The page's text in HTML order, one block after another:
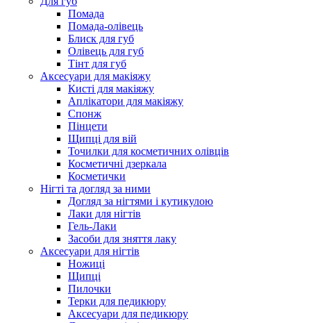
Помада
Помада-олівець
Блиск для губ
Олівець для губ
Тінт для губ
Аксесуари для макіяжу
Кисті для макіяжу
Аплікатори для макіяжу
Спонж
Пінцети
Щипці для вій
Точилки для косметичних олівців
Косметичні дзеркала
Косметички
Нігті та догляд за ними
Догляд за нігтями і кутикулою
Лаки для нігтів
Гель-Лаки
Засоби для зняття лаку
Аксесуари для нігтів
Ножиці
Щипці
Пилочки
Терки для педикюру
Аксесуари для педикюру